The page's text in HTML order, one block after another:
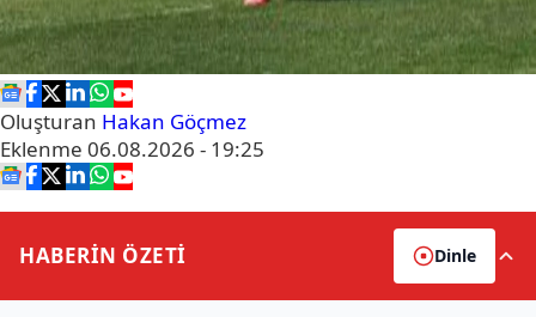
Oluşturan Hakan Göçmez
Eklenme 06.08.2026 - 19:25
HABERİN ÖZETİ Dinle